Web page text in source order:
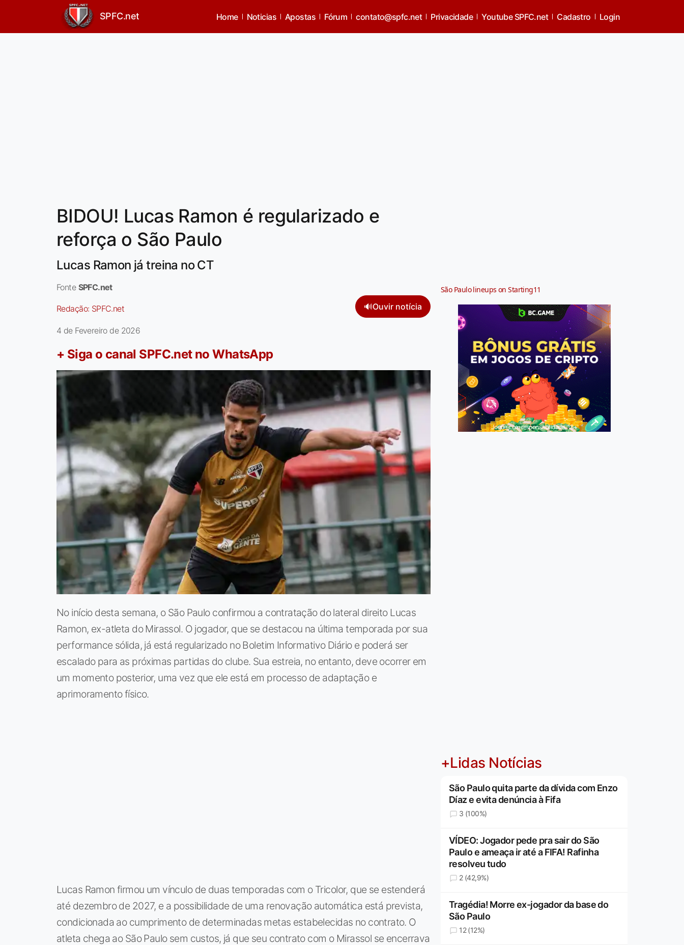
SPFC.net Home Noticias Apostas Fórum contato@spfc.net Privacidade Youtube SPFC.net Cadastro Login
BIDOU! Lucas Ramon é regularizado e
reforça o São Paulo
Lucas Ramon já treina no CT
Fonte SPFC.net
Redação: SPFC.net 🔊Ouvir notícia
4 de Fevereiro de 2026
+ Siga o canal SPFC.net no WhatsApp
No início desta semana, o São Paulo confirmou a contratação do lateral direito Lucas
Ramon, ex-atleta do Mirassol. O jogador, que se destacou na última temporada por sua
performance sólida, já está regularizado no Boletim Informativo Diário e poderá ser
escalado para as próximas partidas do clube. Sua estreia, no entanto, deve ocorrer em
um momento posterior, uma vez que ele está em processo de adaptação e
aprimoramento físico.
Lucas Ramon firmou um vínculo de duas temporadas com o Tricolor, que se estenderá
até dezembro de 2027, e a possibilidade de uma renovação automática está prevista,
condicionada ao cumprimento de determinadas metas estabelecidas no contrato. O
atleta chega ao São Paulo sem custos, já que seu contrato com o Mirassol se encerrava
São Paulo lineups on Starting11
Jogue com responsabilidade. 18+
+Lidas Notícias
São Paulo quita parte da dívida com Enzo
Díaz e evita denúncia à Fifa
3 (100%)
VÍDEO: Jogador pede pra sair do São
Paulo e ameaça ir até a FIFA! Rafinha
resolveu tudo
2 (42,9%)
Tragédia! Morre ex-jogador da base do
São Paulo
12 (12%)